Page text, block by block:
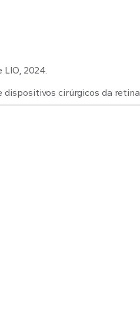
2024.
cirúrgicos da